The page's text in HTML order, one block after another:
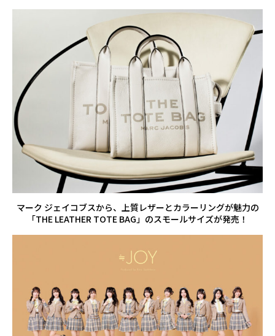
マーク ジェイコブスから、上質レザーとカラーリングが魅力の
「THE LEATHER TOTE BAG」のスモールサイズが発売！